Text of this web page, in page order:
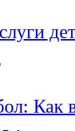
Как